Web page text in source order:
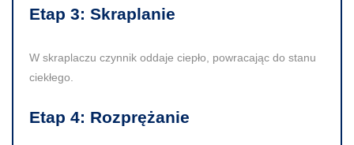
Etap 3: Skraplanie
W skraplaczu czynnik oddaje ciepło, powracając do stanu
ciekłego.
Etap 4: Rozprężanie